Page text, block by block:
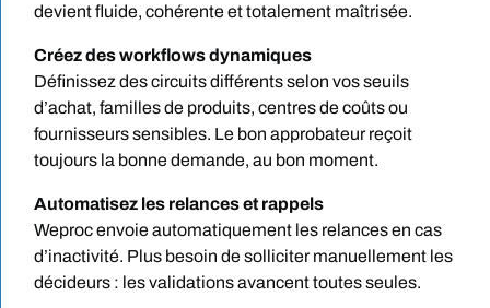
devient fluide, cohérente et totalement maîtrisée.
Créez des workflows dynamiques
Définissez des circuits différents selon vos seuils
d’achat, familles de produits, centres de coûts ou
fournisseurs sensibles. Le bon approbateur reçoit
toujours la bonne demande, au bon moment.
Automatisez les relances et rappels
Weproc envoie automatiquement les relances en cas
d’inactivité. Plus besoin de solliciter manuellement les
décideurs : les validations avancent toutes seules.